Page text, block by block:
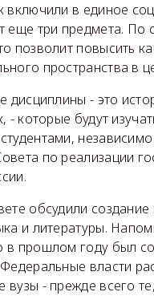
включили в единое
еще три предмета.
позволит повысить
пространства в
дисциплины - это
- которые будут
по реализации
обсудили создание
и литературы.
в прошлом году был
власти
вузы - прежде всего